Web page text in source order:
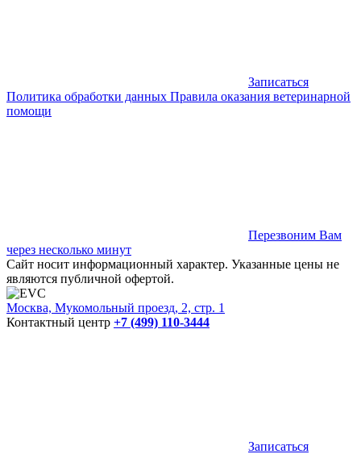
Записаться
Политика обработки данных Правила оказания ветеринарной
помощи
Перезвоним Вам
через несколько минут
Сайт носит информационный характер. Указанные цены не
являются публичной офертой.
Москва, Мукомольный проезд, 2, стр. 1
Контактный центр +7 (499) 110-3444
Записаться